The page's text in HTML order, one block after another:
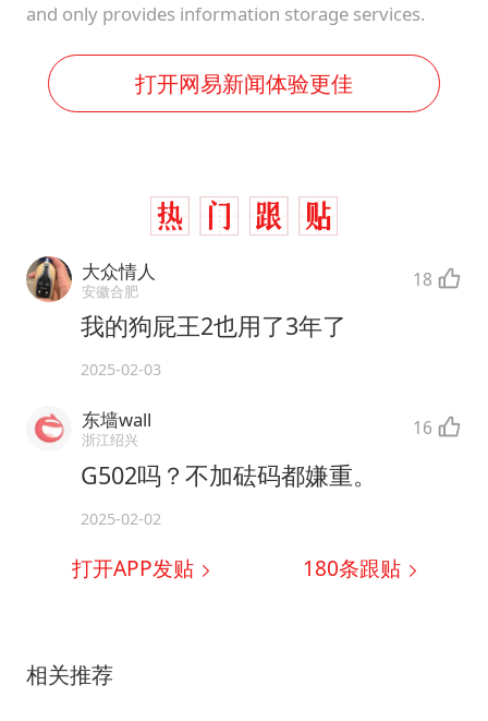
and only provides information storage services.
打开网易新闻体验更佳
大众情人
安徽合肥 18
我的狗屁王2也用了3年了
2025-02-03
东墙wall
浙江绍兴 16
G502吗？不加砝码都嫌重。
2025-02-02
打开APP发贴 180条跟贴
相关推荐